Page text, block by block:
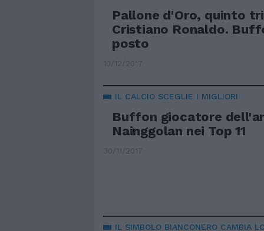
Pallone d'Oro, quinto
Cristiano Ronaldo.
posto
10/12/2017
IL CALCIO SCEGLIE I MIGLIORI
Buffon giocatore
Nainggolan nei Top 11
30/11/2017
IL SIMBOLO BIANCONERO CAMBIA